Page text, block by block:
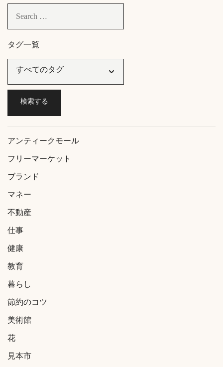
タグ一覧
アンティークモール
フリーマーケット
ブランド
マネー
不動産
仕事
健康
教育
暮らし
節約のコツ
美術館
花
見本市